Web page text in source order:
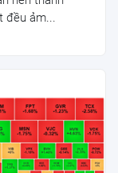
đều ảm...